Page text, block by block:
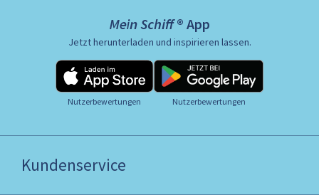
Mein Schiff ® App
Jetzt herunterladen und inspirieren lassen.
Nutzerbewertungen Nutzerbewertungen
Kundenservice